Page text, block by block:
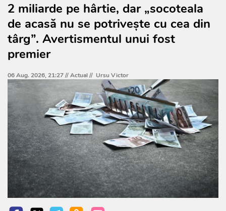
2 miliarde pe hârtie, dar „socoteala
de acasă nu se potrivește cu cea din
târg”. Avertismentul unui fost
premier
06 Aug. 2026, 21:27 //Actual// Ursu Victor